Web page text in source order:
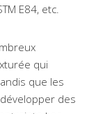
E84, etc.
qui
que les
des